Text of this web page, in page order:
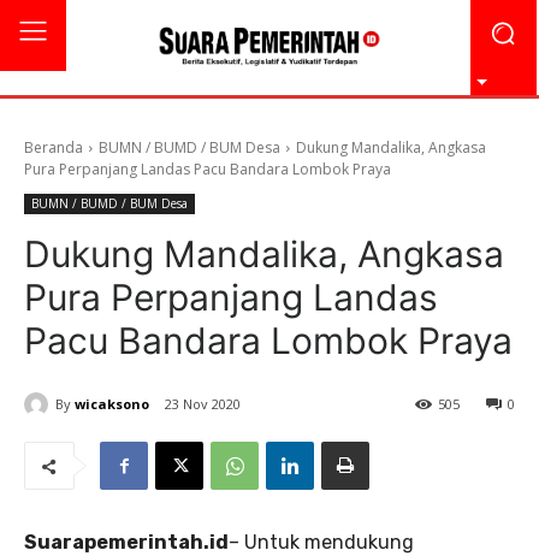
Beranda BUMN / BUMD / BUM Desa
Dukung Mandalika, Angkasa
Pura Perpanjang Landas Pacu Bandara Lombok Praya
BUMN / BUMD / BUM Desa
Dukung Mandalika, Angkasa
Pura Perpanjang Landas
Pacu Bandara Lombok Praya
By wicaksono 23 Nov 2020 0
505
Suarapemerintah.id– Untuk mendukung